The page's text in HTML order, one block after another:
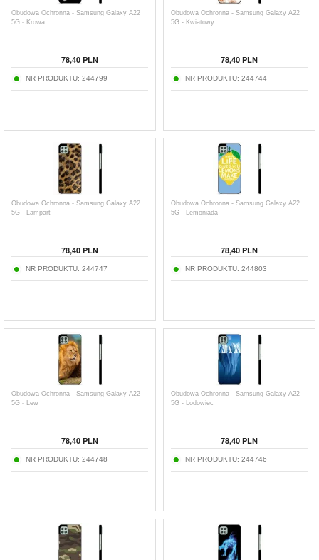
Obudowa Ochronna - Samsung Galaxy A22
5G - Krowa
78,40 PLN
NR PRODUKTU: 244799
Obudowa Ochronna - Samsung Galaxy A22
5G - Kwiatowy
78,40 PLN
NR PRODUKTU: 244744
Obudowa Ochronna - Samsung Galaxy A22
5G - Lampart
78,40 PLN
NR PRODUKTU: 244747
Obudowa Ochronna - Samsung Galaxy A22
5G - Lemoniada
78,40 PLN
NR PRODUKTU: 244803
Obudowa Ochronna - Samsung Galaxy A22
5G - Lew
78,40 PLN
NR PRODUKTU: 244748
Obudowa Ochronna - Samsung Galaxy A22
5G - Lodowiec
78,40 PLN
NR PRODUKTU: 244746